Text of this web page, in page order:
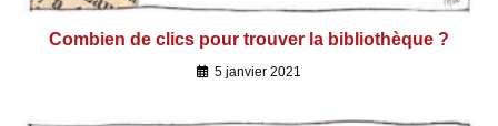
Combien de clics pour trouver la bibliothèque ?
5 janvier 2021